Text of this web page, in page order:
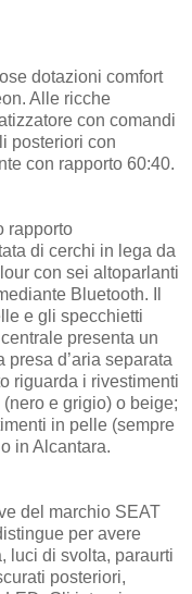
dotazioni comfort
Alle ricche
con comandi
posteriori con
con rapporto 60:40.
rapporto
di cerchi in lega da
con sei altoparlanti
Bluetooth. Il
e gli specchietti
presenta un
d’aria separata
riguarda i rivestimenti
e grigio) o beige;
in pelle (sempre
in Alcantara.
del marchio SEAT
per avere
luci di svolta, paraurti
posteriori,